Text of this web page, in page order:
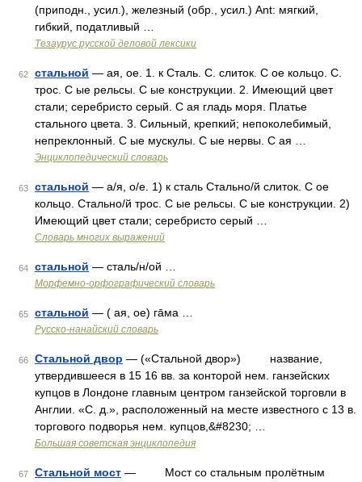
(приподн., усил.), железный (обр., усил.) Ant: мягкий,
гибкий, податливый …
Тезаурус русской деловой лексики
62 стальной — ая, ое. 1. к Сталь. С. слиток. С ое кольцо. С.
трос. С ые рельсы. С ые конструкции. 2. Имеющий цвет
стали; серебристо серый. С ая гладь моря. Платье
стального цвета. 3. Сильный, крепкий; непоколебимый,
непреклонный. С ые мускулы. С ые нервы. С ая …
Энциклопедический словарь
63 стальной — а/я, о/е. 1) к сталь Стально/й слиток. С ое
кольцо. Стально/й трос. С ые рельсы. С ые конструкции. 2)
Имеющий цвет стали; серебристо серый …
Словарь многих выражений
64 стальной — сталь/н/ой …
Морфемно-орфографический словарь
65 стальной — ( ая, ое) га̄ма …
Русско-нанайский словарь
66 Стальной двор — («Стальной двор») название,
утвердившееся в 15 16 вв. за конторой нем. ганзейских
купцов в Лондоне главным центром ганзейской торговли в
Англии. «С. д.», расположенный на месте известного с 13 в.
торгового подворья нем. купцов,&#8230; …
Большая советская энциклопедия
67 Стальной мост — Мост со стальным пролётным